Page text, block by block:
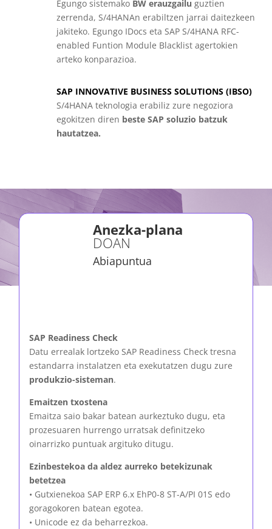
Egungo sistemako BW erauzgailu guztien
zerrenda, S/4HANAn erabiltzen jarrai daitezkeen
jakiteko. Egungo IDocs eta SAP S/4HANA RFC-
enabled Funtion Module Blacklist agertokien
arteko konparazioa.
SAP INNOVATIVE BUSINESS SOLUTIONS (IBSO)
S/4HANA teknologia erabiliz zure negoziora
egokitzen diren beste SAP soluzio batzuk
hautatzea.
Anezka-plana
DOAN
Abiapuntua
SAP Readiness Check
Datu errealak lortzeko SAP Readiness Check tresna
estandarra instalatzen eta exekutatzen dugu zure
produkzio-sisteman.
Emaitzen txostena
Emaitza saio bakar batean aurkeztuko dugu, eta
prozesuaren hurrengo urratsak definitzeko
oinarrizko puntuak argituko ditugu.
Ezinbestekoa da aldez aurreko betekizunak
betetzea
• Gutxienekoa SAP ERP 6.x EhP0-8 ST-A/PI 01S edo
goragokoren batean egotea.
• Unicode ez da beharrezkoa.